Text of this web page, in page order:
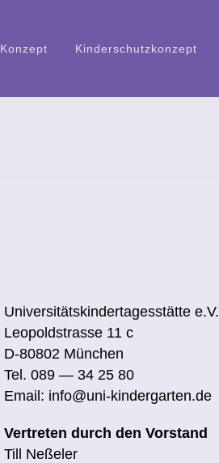
Kon­zept Kin­der­schutz­kon­zept
Uni­ver­si­täts­kin­der­ta­ges­stät­te e.V.
Leo­pold­stras­se 11 c
D‑80802 Mün­chen
Tel. 089 — 34 25 80
Email: info@uni-kindergarten.de
Ver­tre­ten durch den Vorstand
Till Ne­ße­ler